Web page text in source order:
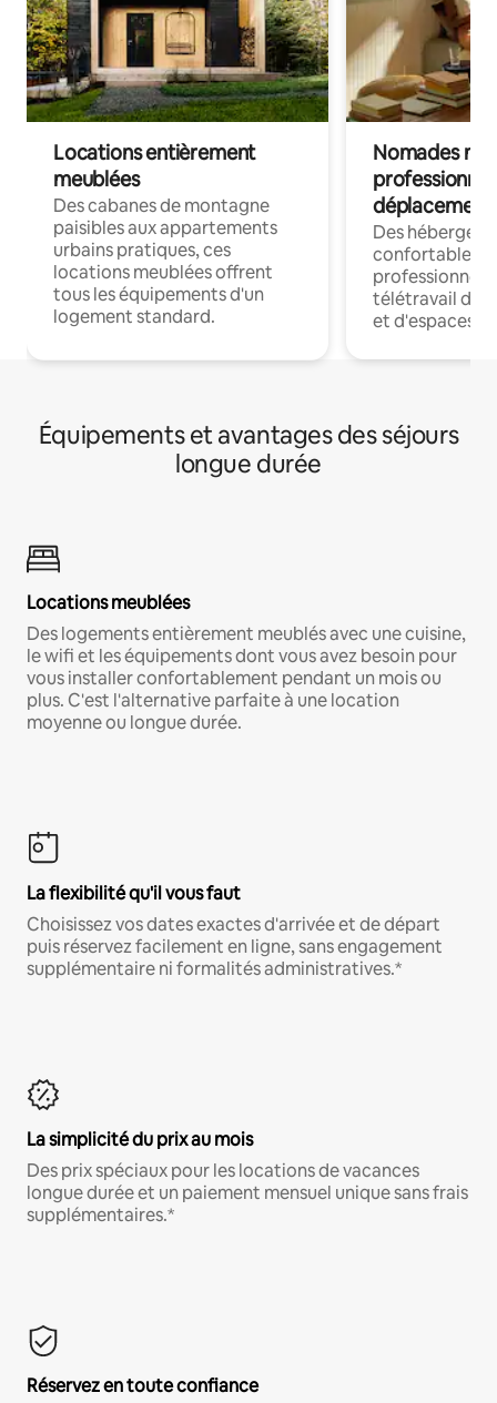
Locations entièrement
meublées
Des cabanes de montagne
paisibles aux appartements
urbains pratiques, ces
locations meublées offrent
tous les équipements d'un
logement standard.
Nomades
déplacement
Des
confortables
professionnels
télétravail
et d'espaces
Équipements et avantages des séjours
longue durée
Locations meublées
Des logements entièrement meublés avec une cuisine,
le wifi et les équipements dont vous avez besoin pour
vous installer confortablement pendant un mois ou
plus. C'est l'alternative parfaite à une location
moyenne ou longue durée.
La flexibilité qu'il vous faut
Choisissez vos dates exactes d'arrivée et de départ
puis réservez facilement en ligne, sans engagement
supplémentaire ni formalités administratives.*
La simplicité du prix au mois
Des prix spéciaux pour les locations de vacances
longue durée et un paiement mensuel unique sans frais
supplémentaires.*
Réservez en toute confiance